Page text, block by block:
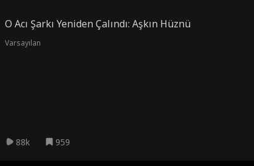
O Acı Şarkı Yeniden Çalındı: Aşkın Hüznü
Varsayılan
88k 959